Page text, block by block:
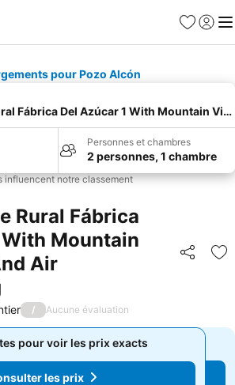
Favoris
Se
pour Pozo Alcón
Fábrica Del Azúcar 1 With Mountain
Personnes et chambres
2 personnes, 1 chambre
influencent notre classement
Rural Fábrica
Mountain
Air
Partager
/ Aucune évaluation
pour voir les prix exacts
Consulter les prix
pour voir les prix exacts
les prix